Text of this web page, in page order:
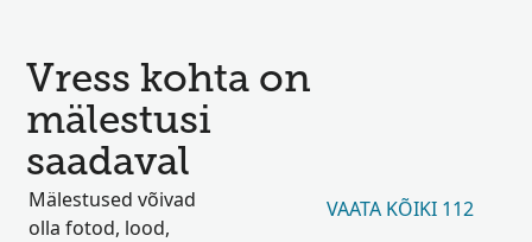
Vress kohta on
mälestusi
saadaval
Mälestused võivad
olla fotod, lood,
VAATA KÕIKI 112